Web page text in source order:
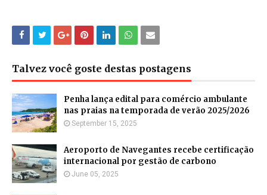
Talvez você goste destas postagens
Penha lança edital para comércio ambulante
nas praias na temporada de verão 2025/2026
September 15, 2025
Aeroporto de Navegantes recebe certificação
internacional por gestão de carbono
June 05, 2025